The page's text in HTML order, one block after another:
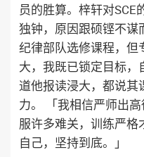
员的胜算。梓轩对SCE
独钟，原因跟硕铿不谋
纪律部队选修课程，但
大，我既已锁定目标，
道他报读浸大，都说其
力。 「我相信严师出
服许多难关，训练严
自己，坚持到底。」